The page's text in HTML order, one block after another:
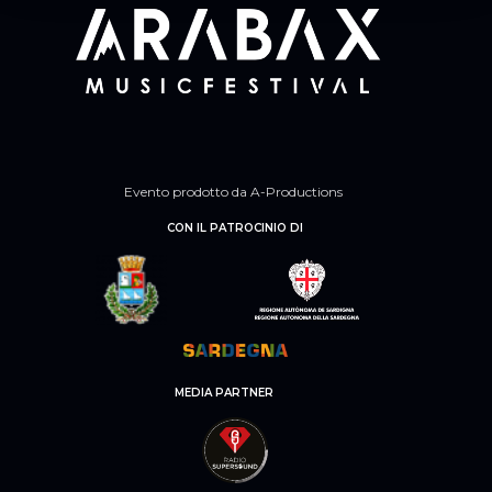
Evento prodotto da A-Productions
CON IL PATROCINIO DI
MEDIA PARTNER